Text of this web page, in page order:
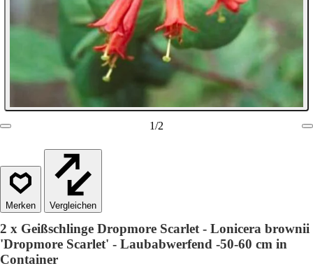
1/2
Vergleichen
2 x Geißschlinge Dropmore Scarlet - Lonicera brownii
'Dropmore Scarlet' - Laubabwerfend -50-60 cm in
Container